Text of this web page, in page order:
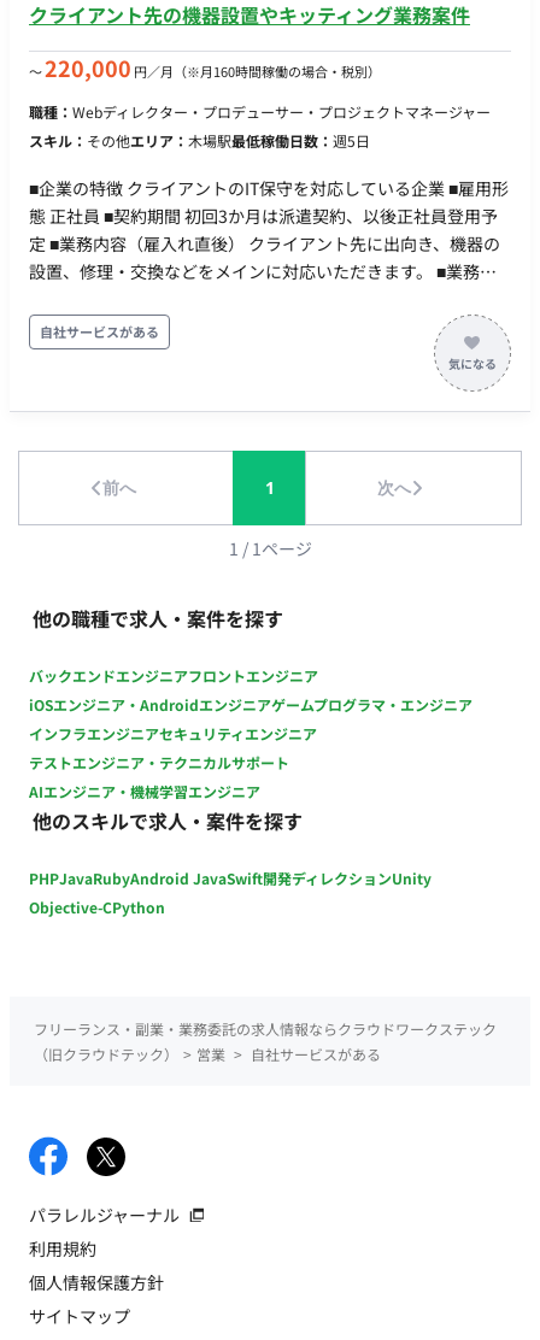
インフラ、ツール） コミュニケーションツール：Slack等 ドキ
の他：社内専用管理システム ■開発フェーズと予定 継続的なコ
す。 ■案件の魅力 大手メディアグループのプラットフォームに
携わることができ、自身の目利きがサービス成長に直結するや
線で経験を積むことが可能です。 ■リモート稼働について 本案
件は「常駐」での勤務を想定しております。 ■働き方（時短・
フレックス・土日夜間可否） 就業時間：10:00～19:00（休憩1
時間） 休日：土日祝日 原則として上記時間帯での稼働をお願い
しております。
クライアント先の機器設置やキッティング業務案件
〜220,000 円／月 （※月160時間稼働の場合・税別）
職種： Webディレクター・プロデューサー・プロジェクトマネージャー
スキル： その他エリア： 木場駅最低稼働日数： 週5日
■企業の特徴 クライアントのIT保守を対応している企業 ■雇用形
態 正社員 ■契約期間 初回3か月は派遣契約、以後正社員登用予
定 ■業務内容（雇入れ直後） クライアント先に出向き、機器の
設置、修理・交換などをメインに対応いただきます。 ■業務内
ト保守】 お客様先を訪問しての機器交換、メンテナンス。 主に
首都圏の対応。首都圏以外は基本的に協力会社に依頼します。
【リプレイス、新規設置作業】 POSレジやオーダリングシステ
ムなどのIT機器の導入・設置。 店舗閉店後からの夜間作業にな
データ入力を行います。 ■勤務地（雇入れ直後） 本社 ■勤務地
（変更の範囲） 会社の定める場所 ■最寄り駅 木場駅 ■求める経
験（必須） ・未経験歓迎 ・自動車運転免許証（AT可) ■求める
中 ■休日・休暇 完全週休 2日制 シフト制 年間休日：124日
※作業内容によって、土日祝日勤務もあります。 ■時間外労働_
万円／25歳 年収500万円／30歳 ■給与 月給 220,000円以上 ※研
修期間あり(研修期間中：変動なし) ※年齢、経験、能力を考慮
のうえ、決定いたします。 ■昇給 確認中 ■賞与 あり（年 2 回）
※業績により、特別賞与あり ■募集背景 社員採用のため ■職位
一般社員 ■試用期間 なし(紹介予定派遣のため) ■転勤・出向 な
し ■選考プロセス 書類選考;一次面接 ■語学力 不問 ■勤務時間 9
て、早朝・土日祝日・夜間勤務もあります。 ■受動喫煙対策 確
認中 ■加入保険 労災 / 健康 / 雇用 / 年金 ■福利厚生・待遇 慶弔見
自社サービスがある
前へ 1 次へ
1 / 1ページ
他の職種で求人・案件を探す
バックエンドエンジニアフロントエンジニア
iOSエンジニア・Androidエンジニアゲームプログラマ・エンジニア
インフラエンジニアセキュリティエンジニア
テストエンジニア・テクニカルサポート
AIエンジニア・機械学習エンジニア
他のスキルで求人・案件を探す
PHPJavaRubyAndroid JavaSwift開発ディレクションUnity
Objective-CPython
フリーランス・副業・業務委託の求人情報ならクラウドワークステック
（旧クラウドテック）
> 営業 > 自社サービスがある
パラレルジャーナル
利用規約
個人情報保護方針
サイトマップ